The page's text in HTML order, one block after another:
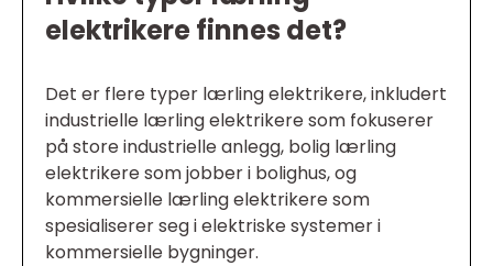
elektrikere finnes det?
Det er flere typer lærling elektrikere, inkludert
industrielle lærling elektrikere som fokuserer
på store industrielle anlegg, bolig lærling
elektrikere som jobber i bolighus, og
kommersielle lærling elektrikere som
spesialiserer seg i elektriske systemer i
kommersielle bygninger.